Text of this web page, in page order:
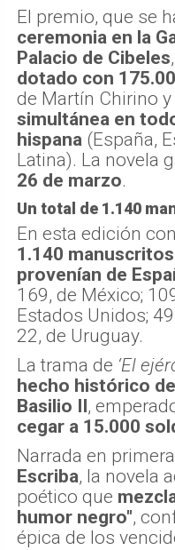
El premio, que se
ceremonia en la
Palacio de Cibeles
dotado con
de Martín Chirino y
simultánea en
hispana (España,
Latina). La novela
26 de marzo.
Un total de 1.140
En esta edición
1.140 manuscritos
provenían de
169, de México;
Estados Unidos;
22, de Uruguay.
La trama de ‘El
hecho histórico
Basilio II,
cegar a 15.000
Narrada en
Escriba, la novela
poético que
humor negro",
épica de los